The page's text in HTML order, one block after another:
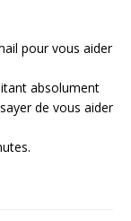
pour vous aider
absolument
de vous aider